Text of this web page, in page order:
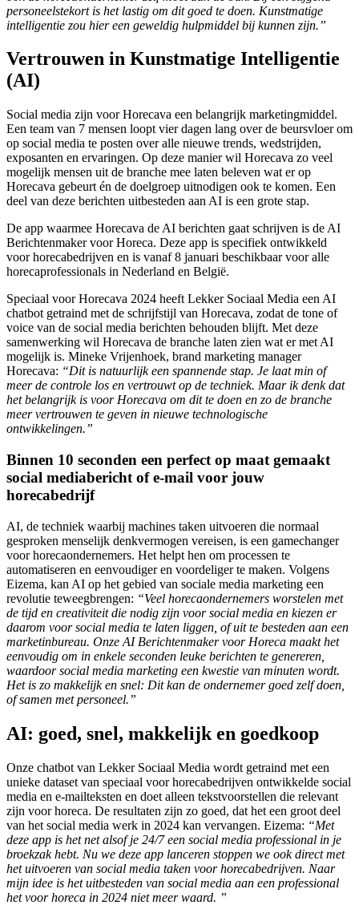
personeelstekort is het lastig om dit goed te doen. Kunstmatige
intelligentie zou hier een geweldig hulpmiddel bij kunnen zijn.”
Vertrouwen in Kunstmatige Intelligentie
(AI)
Social media zijn voor Horecava een belangrijk marketingmiddel.
Een team van 7 mensen loopt vier dagen lang over de beursvloer om
op social media te posten over alle nieuwe trends, wedstrijden,
exposanten en ervaringen. Op deze manier wil Horecava zo veel
mogelijk mensen uit de branche mee laten beleven wat er op
Horecava gebeurt én de doelgroep uitnodigen ook te komen. Een
deel van deze berichten uitbesteden aan AI is een grote stap.
De app waarmee Horecava de AI berichten gaat schrijven is de AI
Berichtenmaker voor Horeca. Deze app is specifiek ontwikkeld
voor horecabedrijven en is vanaf 8 januari beschikbaar voor alle
horecaprofessionals in Nederland en België.
Speciaal voor Horecava 2024 heeft Lekker Sociaal Media een AI
chatbot getraind met de schrijfstijl van Horecava, zodat de tone of
voice van de social media berichten behouden blijft. Met deze
samenwerking wil Horecava de branche laten zien wat er met AI
mogelijk is. Mineke Vrijenhoek, brand marketing manager
Horecava: “Dit is natuurlijk een spannende stap. Je laat min of
meer de controle los en vertrouwt op de techniek. Maar ik denk dat
het belangrijk is voor Horecava om dit te doen en zo de branche
meer vertrouwen te geven in nieuwe technologische
ontwikkelingen.”
Binnen 10 seconden een perfect op maat gemaakt
social mediabericht of e-mail voor jouw
horecabedrijf
AI, de techniek waarbij machines taken uitvoeren die normaal
gesproken menselijk denkvermogen vereisen, is een gamechanger
voor horecaondernemers. Het helpt hen om processen te
automatiseren en eenvoudiger en voordeliger te maken. Volgens
Eizema, kan AI op het gebied van sociale media marketing een
revolutie teweegbrengen: “Veel horecaondernemers worstelen met
de tijd en creativiteit die nodig zijn voor social media en kiezen er
daarom voor social media te laten liggen, of uit te besteden aan een
marketinbureau. Onze AI Berichtenmaker voor Horeca maakt het
eenvoudig om in enkele seconden leuke berichten te genereren,
waardoor social media marketing een kwestie van minuten wordt.
Het is zo makkelijk en snel: Dit kan de ondernemer goed zelf doen,
of samen met personeel.”
AI: goed, snel, makkelijk en goedkoop
Onze chatbot van Lekker Sociaal Media wordt getraind met een
unieke dataset van speciaal voor horecabedrijven ontwikkelde social
media en e-mailteksten en doet alleen tekstvoorstellen die relevant
zijn voor horeca. De resultaten zijn zo goed, dat het een groot deel
van het social media werk in 2024 kan vervangen. Eizema: “Met
deze app is het net alsof je 24/7 een social media professional in je
broekzak hebt. Nu we deze app lanceren stoppen we ook direct met
het uitvoeren van social media taken voor horecabedrijven. Naar
mijn idee is het uitbesteden van social media aan een professional
het voor horeca in 2024 niet meer waard. ”